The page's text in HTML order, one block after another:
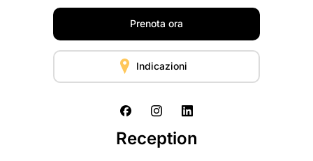
Prenota ora
Indicazioni
Reception